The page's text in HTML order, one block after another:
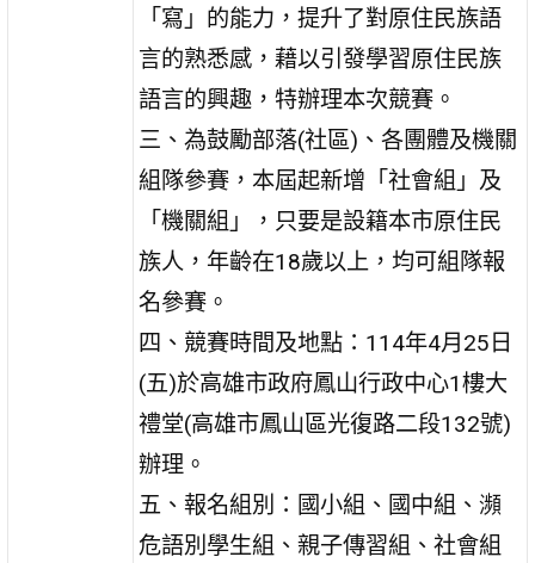
「寫」的能力，提升了對原住民族語
言的熟悉感，藉以引發學習原住民族
語言的興趣，特辦理本次競賽。
三、為鼓勵部落(社區)、各團體及機關
組隊參賽，本屆起新增「社會組」及
「機關組」，只要是設籍本市原住民
族人，年齡在18歲以上，均可組隊報
名參賽。
四、競賽時間及地點：114年4月25日
(五)於高雄市政府鳳山行政中心1樓大
禮堂(高雄市鳳山區光復路二段132號)
辦理。
五、報名組別：國小組、國中組、瀕
危語別學生組、親子傳習組、社會組